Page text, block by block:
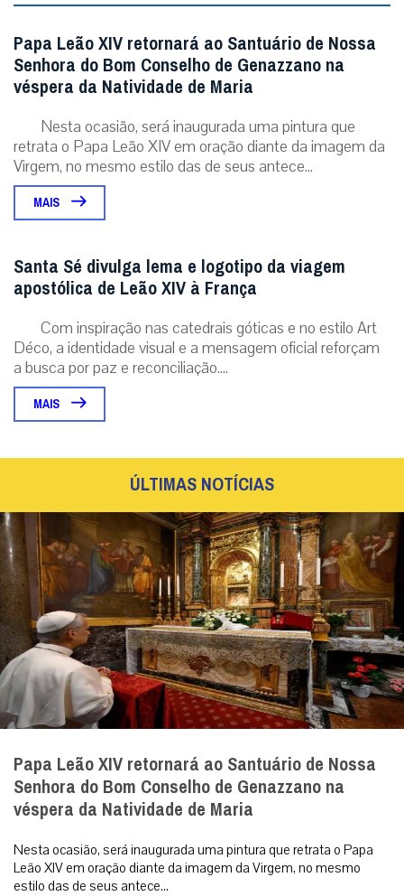
Papa Leão XIV retornará ao Santuário de Nossa
Senhora do Bom Conselho de Genazzano na
véspera da Natividade de Maria
Nesta ocasião, será inaugurada uma pintura que
retrata o Papa Leão XIV em oração diante da imagem da
Virgem, no mesmo estilo das de seus antece...
MAIS
Santa Sé divulga lema e logotipo da viagem
apostólica de Leão XIV à França
Com inspiração nas catedrais góticas e no estilo Art
Déco, a identidade visual e a mensagem oficial reforçam
a busca por paz e reconciliação....
MAIS
ÚLTIMAS NOTÍCIAS
Papa Leão XIV retornará ao Santuário de Nossa
Senhora do Bom Conselho de Genazzano na
véspera da Natividade de Maria
Nesta ocasião, será inaugurada uma pintura que retrata o Papa
Leão XIV em oração diante da imagem da Virgem, no mesmo
estilo das de seus antece...